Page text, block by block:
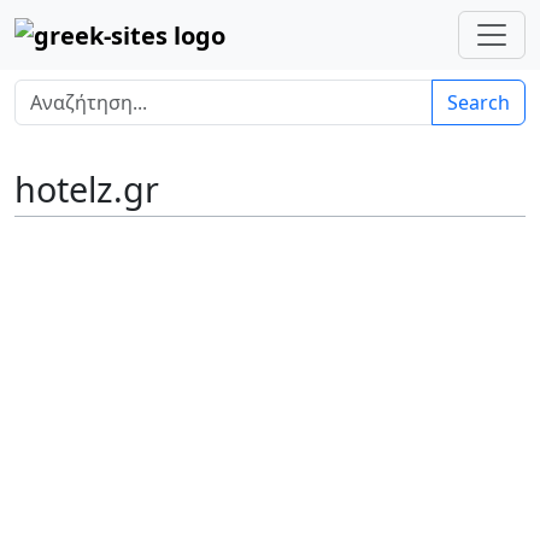
Search
hotelz.gr